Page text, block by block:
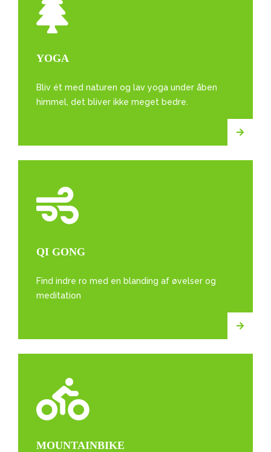
YOGA
Bliv ét med naturen og lav yoga under åben
himmel, det bliver ikke meget bedre.
QI GONG
Find indre ro med en blanding af øvelser og
meditation
MOUNTAINBIKE